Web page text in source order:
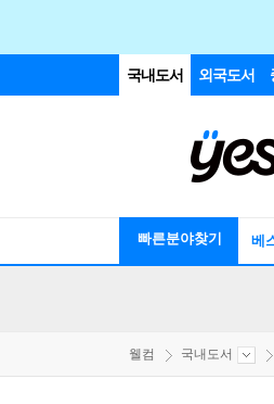
국내도서 외국도서
빠른분야찾기 베
웰컴 국내도서